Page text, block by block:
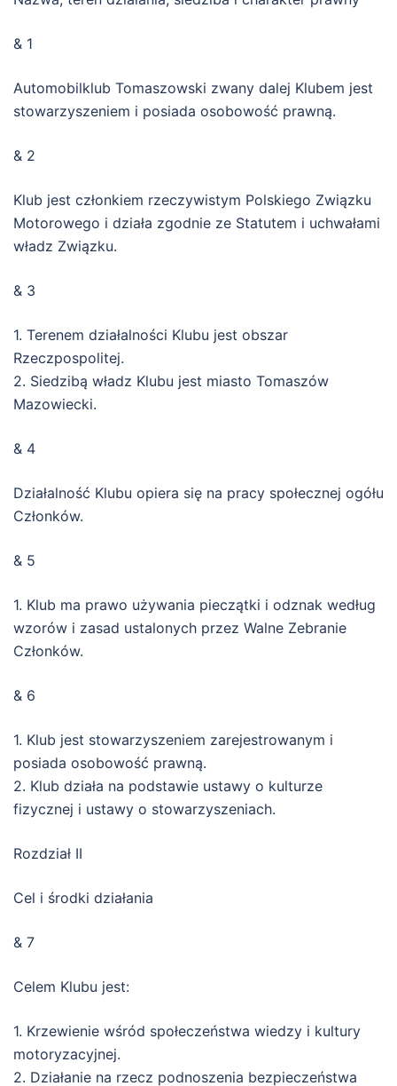
& 1
Automobilklub Tomaszowski zwany dalej Klubem jest
stowarzyszeniem i posiada osobowość prawną.
& 2
Klub jest członkiem rzeczywistym Polskiego Związku
Motorowego i działa zgodnie ze Statutem i uchwałami
władz Związku.
& 3
1. Terenem działalności Klubu jest obszar
Rzeczpospolitej.
2. Siedzibą władz Klubu jest miasto Tomaszów
Mazowiecki.
& 4
Działalność Klubu opiera się na pracy społecznej ogółu
Członków.
& 5
1. Klub ma prawo używania pieczątki i odznak według
wzorów i zasad ustalonych przez Walne Zebranie
Członków.
& 6
1. Klub jest stowarzyszeniem zarejestrowanym i
posiada osobowość prawną.
2. Klub działa na podstawie ustawy o kulturze
fizycznej i ustawy o stowarzyszeniach.
Rozdział II
Cel i środki działania
& 7
Celem Klubu jest:
1. Krzewienie wśród społeczeństwa wiedzy i kultury
motoryzacyjnej.
2. Działanie na rzecz podnoszenia bezpieczeństwa